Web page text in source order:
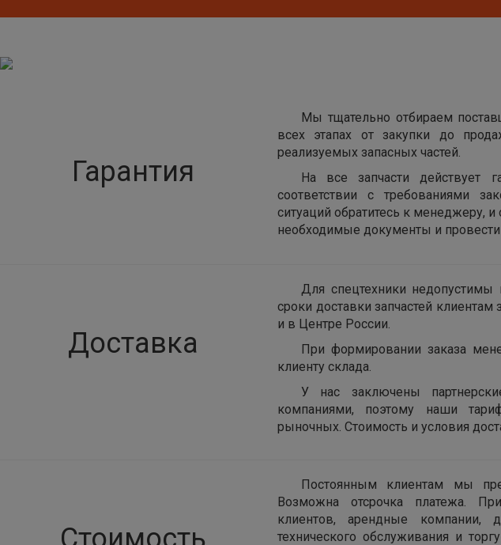
Гарантия
Мы тщательно отбираем
всех этапах от закупки до
реализуемых запасных частей.
На все запчасти действует
соответствии с требованиями
ситуаций обратитесь к менеджеру,
необходимые документы и
Доставка
Для спецтехники
сроки доставки запчастей
и в Центре России.
При формировании заказа
клиенту склада.
У нас заключены
компаниями, поэтому наши
рыночных. Стоимость и условия
Постоянным клиентам мы
Возможна отсрочка платежа.
клиентов, арендные компании,
технического обслуживания и